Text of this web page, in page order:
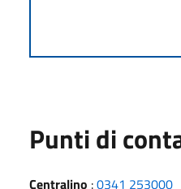
Punti di
Centralino :0341 253000